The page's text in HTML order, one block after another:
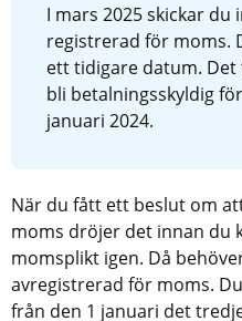
I mars 2025 skickar
registrerad för moms.
ett tidigare datum.
bli betalningsskyldig
januari 2024.
När du fått ett beslut om
moms dröjer det innan du
momsplikt igen. Då
avregistrerad för moms.
från den 1 januari det